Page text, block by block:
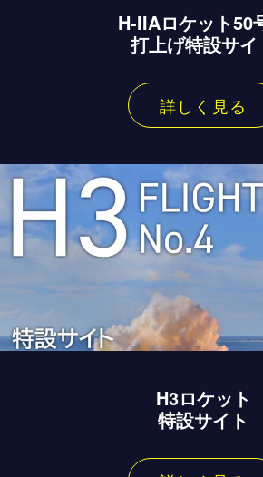
H-IIAロケット50
打上げ特設サイ
詳しく見る
H3ロケット
特設サイト